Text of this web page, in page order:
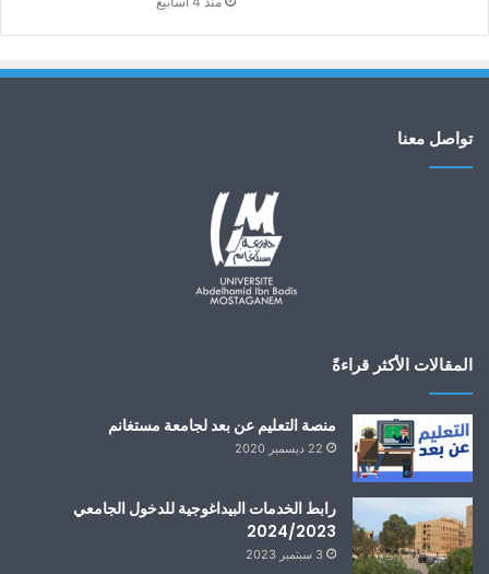
تواصل معنا
المقالات الأكثر قراءةً
منصة التعليم عن بعد لجامعة مستغانم
22 ديسمبر 2020
رابط الخدمات البيداغوجية للدخول الجامعي
2024/2023
3 سبتمبر 2023